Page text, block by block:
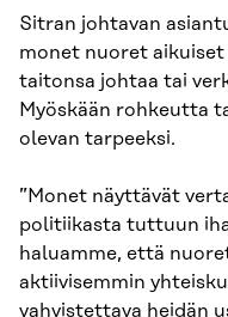
Sitran johtavan
monet nuoret
taitonsa johtaa tai
Myöskään rohkeutta
olevan tarpeeksi.
”Monet näyttävät
politiikasta tuttuun
haluamme, että
aktiivisemmin
vahvistettava heidän